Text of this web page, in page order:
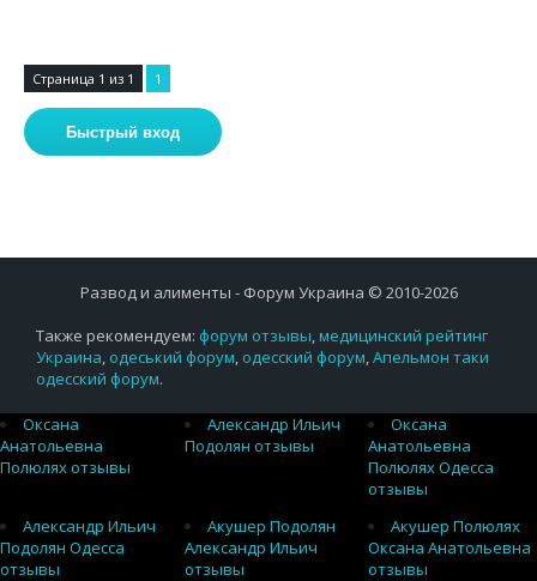
Страница 1 из 1 1
Развод и алименты - Форум Украина © 2010-2026
Также рекомендуем: форум отзывы,медицинский рейтинг
Украина, одеський форум, одесский форум,Апельмон таки
одесский форум.
Оксана
Анатольевна
Полюлях отзывы
Александр Ильич
Подолян отзывы
Оксана
Анатольевна
Полюлях Одесса
отзывы
Александр Ильич
Подолян Одесса
отзывы
Акушер Подолян
Александр Ильич
отзывы
Акушер Полюлях
Оксана Анатольевна
отзывы